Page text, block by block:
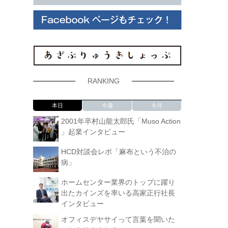
RANKING
本日 今週 今月
2001年卒村山龍太郎氏「Muso Action
」起業インタビュー
HCD対談会レポ「麻布という不治の
病」
ホームセンター業界のトップに躍り
出たカインズを率いる高家正行社長
インタビュー
オフィスデヤサイって言葉を聞いた